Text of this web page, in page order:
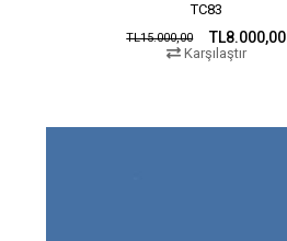
TC83
TL8.000,00
TL15.000,00
Karşılaştır